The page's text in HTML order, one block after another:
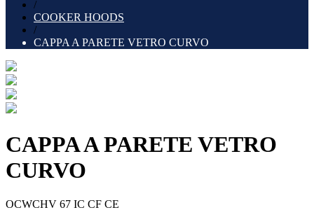
/
COOKER HOODS
/
CAPPA A PARETE VETRO CURVO
CAPPA A PARETE VETRO
CURVO
OCWCHV 67 IC CF CE